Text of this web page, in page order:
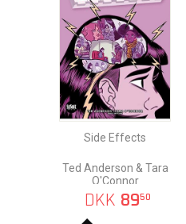
Side Effects
Ted Anderson & Tara
O'Connor
DKK 8950